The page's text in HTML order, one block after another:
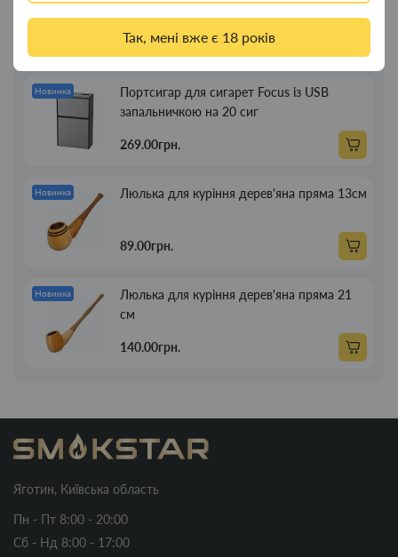
Так, мені вже є 18 років
350.00грн.
Новинка
Портсигар для сигарет Focus із USB
запальничкою на 20 сиг
269.00грн.
Новинка Люлька для куріння дерев'яна пряма 13см
89.00грн.
Новинка
Люлька для куріння дерев'яна пряма 21
см
140.00грн.
Яготин, Київська область
Пн - Пт 8:00 - 20:00
Сб - Нд 8:00 - 17:00